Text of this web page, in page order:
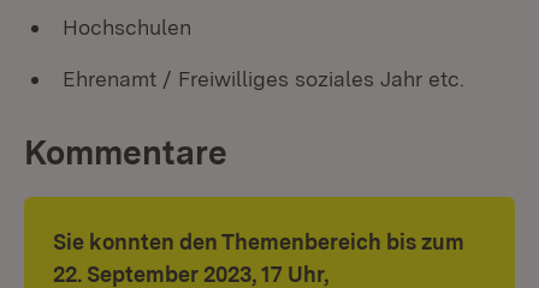
Hochschulen
Ehrenamt / Freiwilliges soziales Jahr etc.
Kommentare
Sie konnten den Themenbereich bis zum
22. September 2023, 17 Uhr,